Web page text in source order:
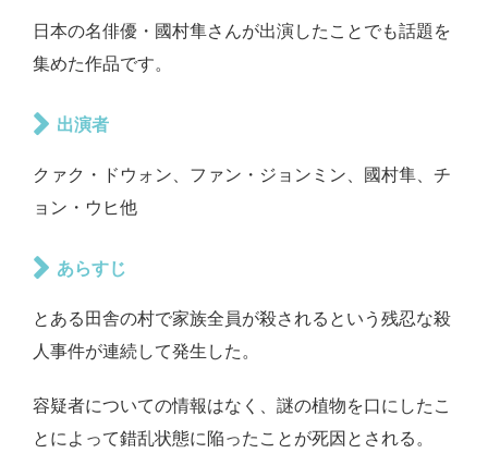
日本の名俳優・國村隼さんが出演したことでも話題を
集めた作品です。
出演者
クァク・ドウォン、ファン・ジョンミン、國村隼、チ
ョン・ウヒ他
あらすじ
とある田舎の村で家族全員が殺されるという残忍な殺
人事件が連続して発生した。
容疑者についての情報はなく、謎の植物を口にしたこ
とによって錯乱状態に陥ったことが死因とされる。